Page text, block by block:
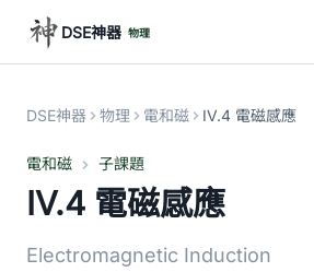
DSE神器 物理
DSE神器 物理 電和磁 IV.4 電磁感應
電和磁 子課題
IV.4 電磁感應
Electromagnetic Induction